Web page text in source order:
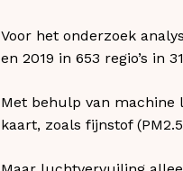
Voor het onderzoek
en 2019 in 653 regio’s in
Met behulp van machine
kaart, zoals fijnstof